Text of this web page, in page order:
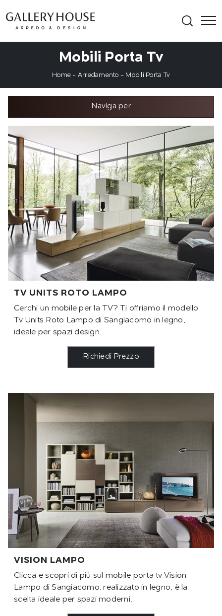
Mobili Porta Tv
Home - Arredamento - Mobili Porta Tv
Naviga per
TV UNITS ROTO LAMPO
Cerchi un mobile per la TV? Ti offriamo il modello
Tv Units Roto Lampo di Sangiacomo in legno,
ideale per spazi design.
Richiedi Prezzo
VISION LAMPO
Clicca e scopri di più sul mobile porta tv Vision
Lampo di Sangiacomo: realizzato in legno, è la
scelta ideale per spazi moderni.